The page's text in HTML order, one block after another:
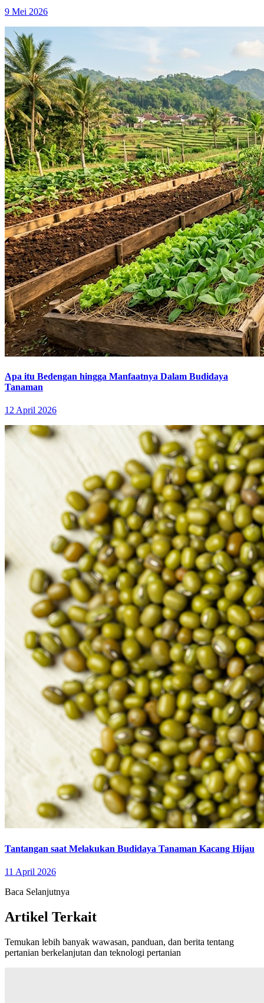
9 Mei 2026
Apa itu Bedengan hingga Manfaatnya Dalam Budidaya
Tanaman
12 April 2026
Tantangan saat Melakukan Budidaya Tanaman Kacang Hijau
11 April 2026
Baca Selanjutnya
Artikel Terkait
Temukan lebih banyak wawasan, panduan, dan berita tentang
pertanian berkelanjutan dan teknologi pertanian